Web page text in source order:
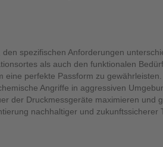
spezifischen Anforderungen
als auch den funktionalen
perfekte Passform zu
Angriffe in aggressiven
der Druckmessgeräte maximieren und
nachhaltiger und zukunftssicherer